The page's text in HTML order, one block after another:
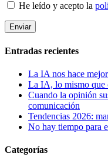
He leído y acepto la
Entradas recientes
La IA nos hace
La IA, lo mismo que
Cuando la opinión
comunicación
Tendencias 2026:
No hay tiempo para
Categorías